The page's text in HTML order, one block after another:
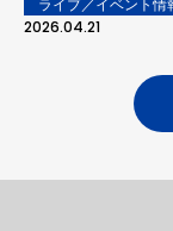
ライブ／イベント情
2026.04.21